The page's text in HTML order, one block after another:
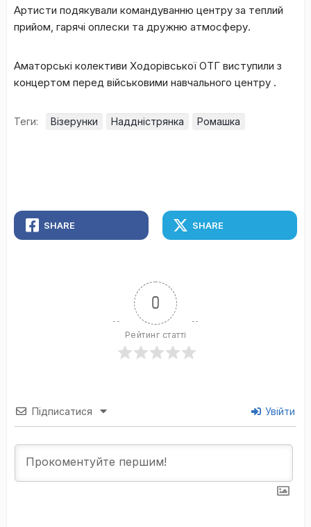
Артисти подякували командуванню центру за теплий
прийом, гарячі оплески та дружню атмосферу.
Аматорські колективи Ходорівської ОТГ виступили з
концертом перед військовими навчального центру .
Теги: Візерунки Наддністрянка Ромашка
SHARE SHARE
0
Рейтинг статті
Підписатися Увійти